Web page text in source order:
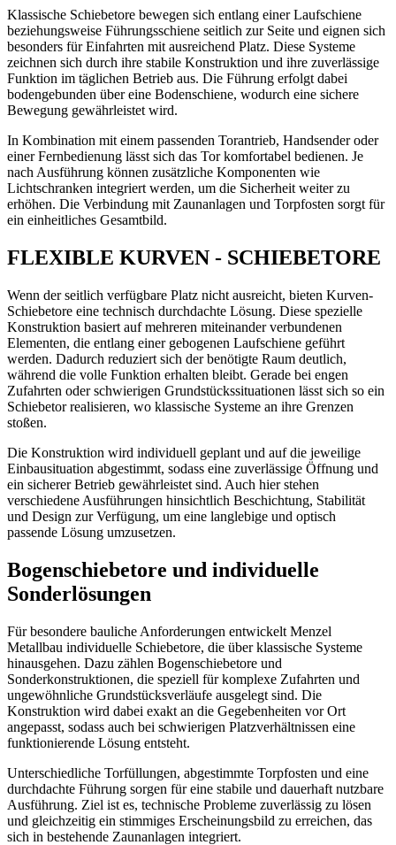
Klassische Schiebetore bewegen sich entlang einer Laufschiene
beziehungsweise Führungsschiene seitlich zur Seite und eignen sich
besonders für Einfahrten mit ausreichend Platz. Diese Systeme
zeichnen sich durch ihre stabile Konstruktion und ihre zuverlässige
Funktion im täglichen Betrieb aus. Die Führung erfolgt dabei
bodengebunden über eine Bodenschiene, wodurch eine sichere
Bewegung gewährleistet wird.
In Kombination mit einem passenden Torantrieb, Handsender oder
einer Fernbedienung lässt sich das Tor komfortabel bedienen. Je
nach Ausführung können zusätzliche Komponenten wie
Lichtschranken integriert werden, um die Sicherheit weiter zu
erhöhen. Die Verbindung mit Zaunanlagen und Torpfosten sorgt für
ein einheitliches Gesamtbild.
FLEXIBLE KURVEN - SCHIEBETORE
Wenn der seitlich verfügbare Platz nicht ausreicht, bieten Kurven-
Schiebetore eine technisch durchdachte Lösung. Diese spezielle
Konstruktion basiert auf mehreren miteinander verbundenen
Elementen, die entlang einer gebogenen Laufschiene geführt
werden. Dadurch reduziert sich der benötigte Raum deutlich,
während die volle Funktion erhalten bleibt. Gerade bei engen
Zufahrten oder schwierigen Grundstückssituationen lässt sich so ein
Schiebetor realisieren, wo klassische Systeme an ihre Grenzen
stoßen.
Die Konstruktion wird individuell geplant und auf die jeweilige
Einbausituation abgestimmt, sodass eine zuverlässige Öffnung und
ein sicherer Betrieb gewährleistet sind. Auch hier stehen
verschiedene Ausführungen hinsichtlich Beschichtung, Stabilität
und Design zur Verfügung, um eine langlebige und optisch
passende Lösung umzusetzen.
Bogenschiebetore und individuelle
Sonderlösungen
Für besondere bauliche Anforderungen entwickelt Menzel
Metallbau individuelle Schiebetore, die über klassische Systeme
hinausgehen. Dazu zählen Bogenschiebetore und
Sonderkonstruktionen, die speziell für komplexe Zufahrten und
ungewöhnliche Grundstücksverläufe ausgelegt sind. Die
Konstruktion wird dabei exakt an die Gegebenheiten vor Ort
angepasst, sodass auch bei schwierigen Platzverhältnissen eine
funktionierende Lösung entsteht.
Unterschiedliche Torfüllungen, abgestimmte Torpfosten und eine
durchdachte Führung sorgen für eine stabile und dauerhaft nutzbare
Ausführung. Ziel ist es, technische Probleme zuverlässig zu lösen
und gleichzeitig ein stimmiges Erscheinungsbild zu erreichen, das
sich in bestehende Zaunanlagen integriert.